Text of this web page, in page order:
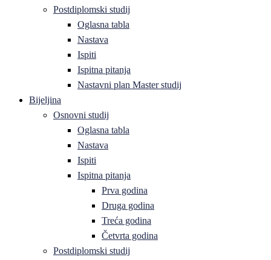
Postdiplomski studij
Oglasna tabla
Nastava
Ispiti
Ispitna pitanja
Nastavni plan Master studij
Bijeljina
Osnovni studij
Oglasna tabla
Nastava
Ispiti
Ispitna pitanja
Prva godina
Druga godina
Treća godina
Četvrta godina
Postdiplomski studij